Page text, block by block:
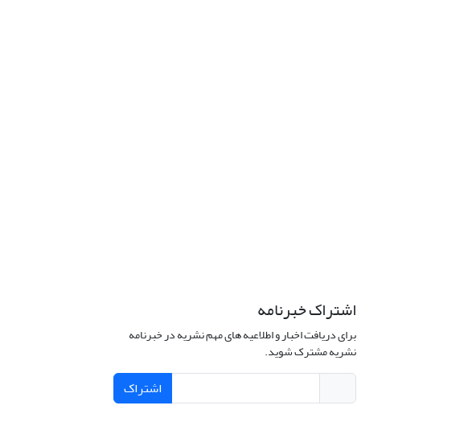
اشتراک خبرنامه
برای دریافت اخبار و اطلاعیه های مهم نشریه در خبرنامه
نشریه مشترک شوید.
اشتراک